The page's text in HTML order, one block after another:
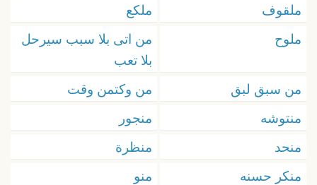
ملقوف
ملكع
ملوح
من اتى بلا سبب سيرحل
بلا تعب
من سبق لبق
من وكتمن وقت
منتوشه
منجور
منحد
منظرة
منكر حسنه
منو